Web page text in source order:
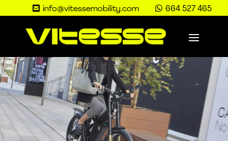
 664 527 465
 info@vitessemobility.com